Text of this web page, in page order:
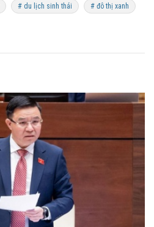
# du lịch sinh thái # đô thị xanh